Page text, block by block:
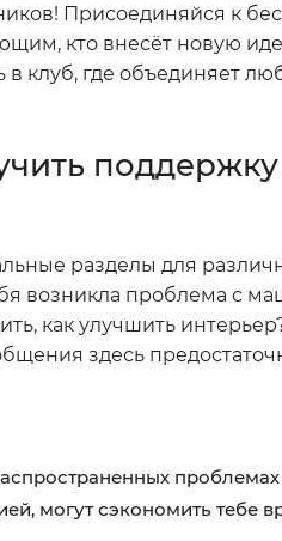
Присоединяйся к
кто внесёт новую
клуб, где объединяет
поддержку
разделы для
возникла проблема с
как улучшить
здесь
могут сэкономить тебе